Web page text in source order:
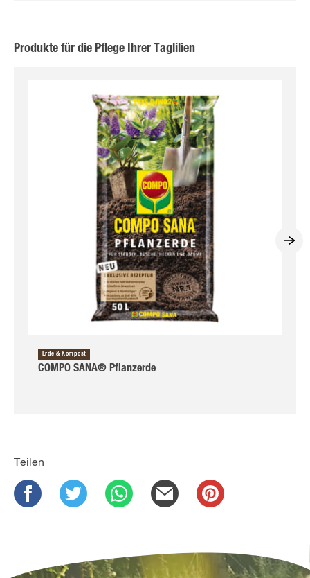
Produkte für die Pflege Ihrer Taglilien
Erde & Kompost
COMPO SANA® Pflanzerde
Teilen